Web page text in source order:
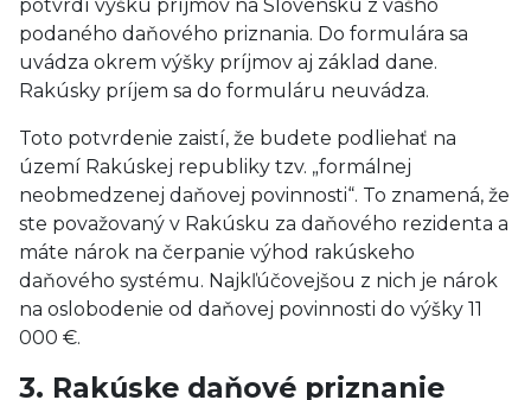
potvrdí výšku príjmov na Slovensku z vášho
podaného daňového priznania. Do formulára sa
uvádza okrem výšky príjmov aj základ dane.
Rakúsky príjem sa do formuláru neuvádza.
Toto potvrdenie zaistí, že budete podliehať na
území Rakúskej republiky tzv. „formálnej
neobmedzenej daňovej povinnosti“. To znamená, že
ste považovaný v Rakúsku za daňového rezidenta a
máte nárok na čerpanie výhod rakúskeho
daňového systému. Najkľúčovejšou z nich je nárok
na oslobodenie od daňovej povinnosti do výšky 11
000 €.
3. Rakúske daňové priznanie